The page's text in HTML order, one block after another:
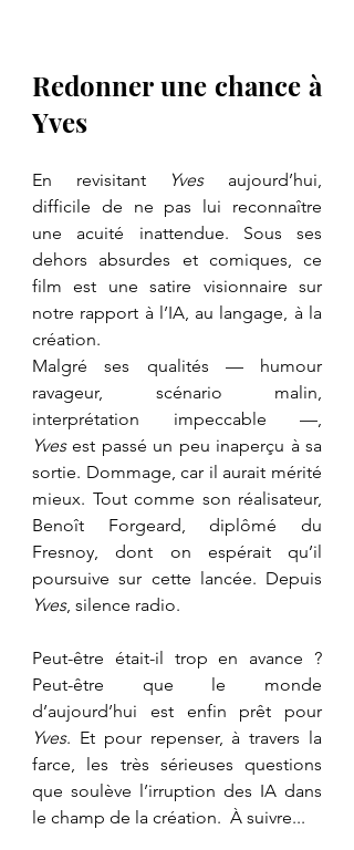
Redonner une chance à
Yves
En revisitant Yves aujourd’hui,
difficile de ne pas lui reconnaître
une acuité inattendue. Sous ses
dehors absurdes et comiques, ce
film est une satire visionnaire sur
notre rapport à l’IA, au langage, à la
création.
Malgré ses qualités — humour
ravageur, scénario malin,
Yves est passé un peu inaperçu à sa
sortie. Dommage, car il aurait mérité
mieux. Tout comme son réalisateur,
Benoît Forgeard, diplômé du
Fresnoy, dont on espérait qu’il
Yves, silence radio.
Peut-être était-il trop en avance ?
Peut-être que le monde
Yves. Et pour repenser, à travers la
farce, les très sérieuses questions
que soulève l’irruption des IA dans
le champ de la création.  À suivre...